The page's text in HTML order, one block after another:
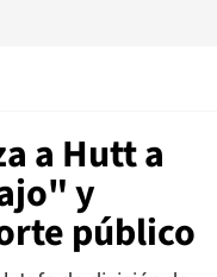
a Hutt a
y
público